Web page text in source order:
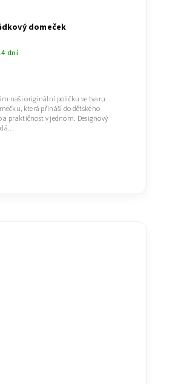
domeček
dní
naši originální poličku ve tvaru
která přináší do dětského
praktičnost v jednom. Designový